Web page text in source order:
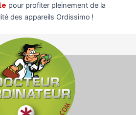
pour profiter pleinement de la
des appareils Ordissimo !